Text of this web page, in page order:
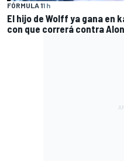
FÓRMULA 11 h
El hijo de Wolff ya gana en
con que correrá contra